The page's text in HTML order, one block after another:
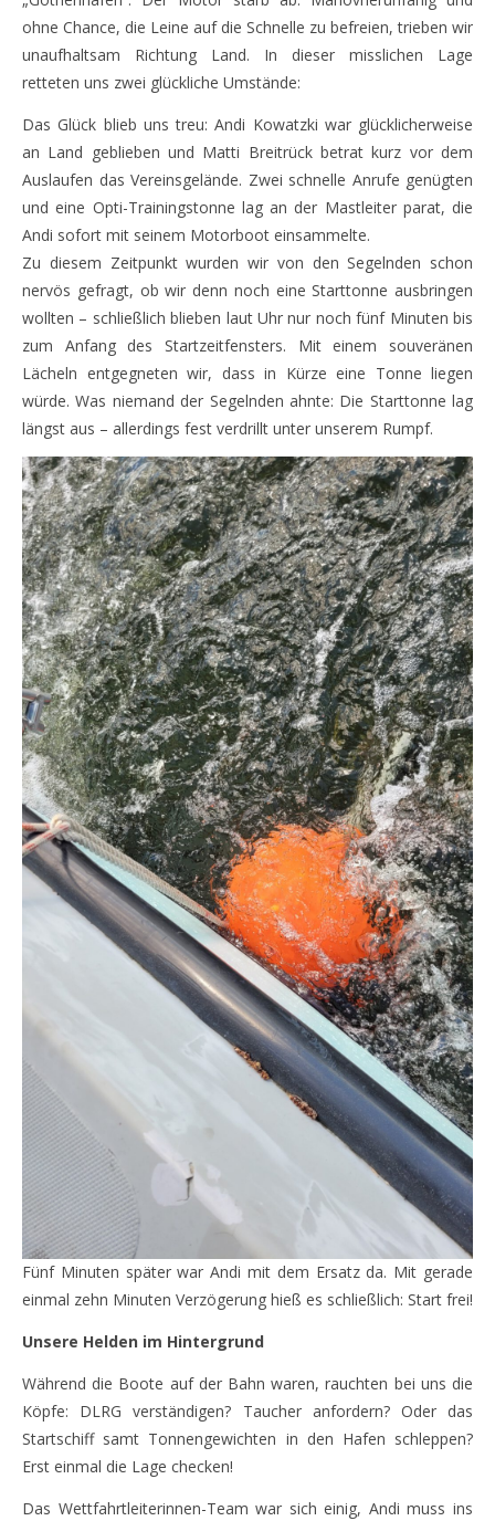
ohne Chance, die Leine auf die Schnelle zu befreien, trieben wir
unaufhaltsam Richtung Land. In dieser misslichen Lage
retteten uns zwei glückliche Umstände:
Das Glück blieb uns treu: Andi Kowatzki war glücklicherweise
an Land geblieben und Matti Breitrück betrat kurz vor dem
Auslaufen das Vereinsgelände. Zwei schnelle Anrufe genügten
und eine Opti-Trainingstonne lag an der Mastleiter parat, die
Andi sofort mit seinem Motorboot einsammelte.
Zu diesem Zeitpunkt wurden wir von den Segelnden schon
nervös gefragt, ob wir denn noch eine Starttonne ausbringen
wollten – schließlich blieben laut Uhr nur noch fünf Minuten bis
zum Anfang des Startzeitfensters. Mit einem souveränen
Lächeln entgegneten wir, dass in Kürze eine Tonne liegen
würde. Was niemand der Segelnden ahnte: Die Starttonne lag
längst aus – allerdings fest verdrillt unter unserem Rumpf.
Fünf Minuten später war Andi mit dem Ersatz da. Mit gerade
einmal zehn Minuten Verzögerung hieß es schließlich: Start frei!
Unsere Helden im Hintergrund
Während die Boote auf der Bahn waren, rauchten bei uns die
Köpfe: DLRG verständigen? Taucher anfordern? Oder das
Startschiff samt Tonnengewichten in den Hafen schleppen?
Erst einmal die Lage checken!
Das Wettfahrtleiterinnen-Team war sich einig, Andi muss ins